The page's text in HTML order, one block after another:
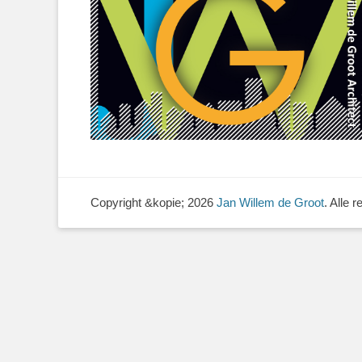
Copyright &kopie; 2026 Jan Willem de Groot. Alle